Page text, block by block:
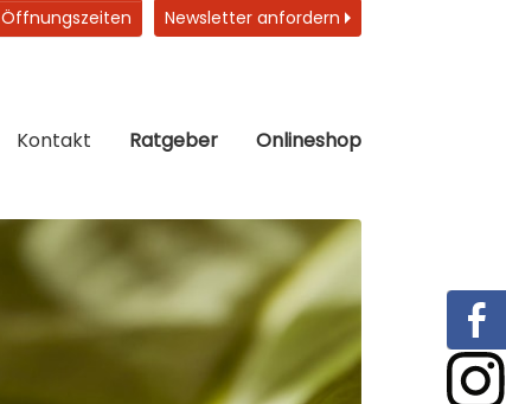
Öffnungszeiten Newsletter anfordern
Kontakt Ratgeber Onlineshop